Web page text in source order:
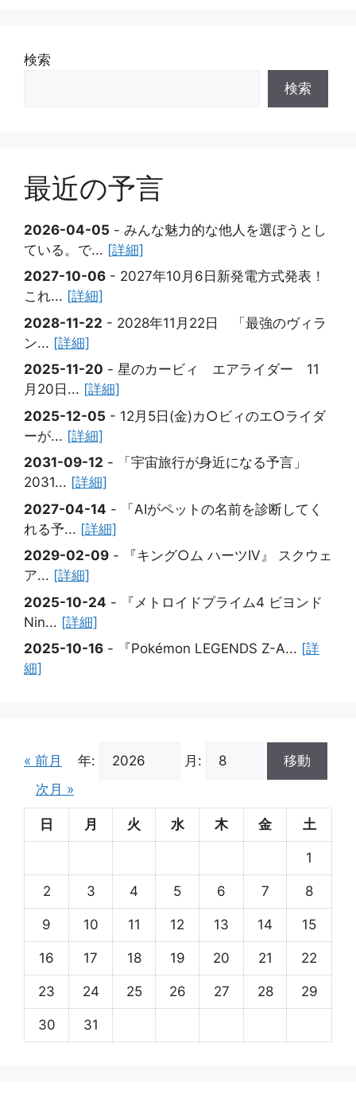
検索
検索
最近の予言
2026-04-05 - みんな魅力的な他人を選ぼうとし
ている。で... [詳細]
2027-10-06 - 2027年10月6日新発電方式発表！
これ... [詳細]
2028-11-22 - 2028年11月22日 「最強のヴィラ
ン... [詳細]
2025-11-20 - 星のカービィ エアライダー 11
月20日... [詳細]
2025-12-05 - 12月5日(金)カ○ビィのエ○ライダ
ーが... [詳細]
2031-09-12 - ​「宇宙旅行が身近になる予言」
2031... [詳細]
2027-04-14 - ​「AIがペットの名前を診断してく
れる予... [詳細]
2029-02-09 - ​『キング○ム ハーツIV』 スクウェ
ア... [詳細]
2025-10-24 - 『メトロイドプライム4 ビヨンド
Nin... [詳細]
2025-10-16 - 『Pokémon LEGENDS Z-A... [詳
細]
« 前月 年: 月:
移動
次月 »
日 月 火 水 木 金 土
1
2 3 4 5 6 7 8
9 10 11 12 13 14 15
16 17 18 19 20 21 22
23 24 25 26 27 28 29
30 31